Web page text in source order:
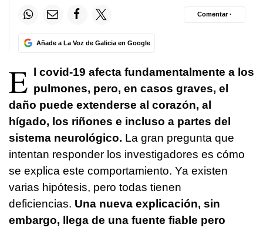
Añade a La Voz de Galicia en Google
Comentar ·
E l covid-19 afecta fundamentalmente a los
pulmones, pero, en casos graves, el
daño puede extenderse al corazón, al
hígado, los riñones e incluso a partes del
sistema neurológico. La gran pregunta que
intentan responder los investigadores es cómo
se explica este comportamiento. Ya existen
varias hipótesis, pero todas tienen
deficiencias. Una nueva explicación, sin
embargo, llega de una fuente fiable pero